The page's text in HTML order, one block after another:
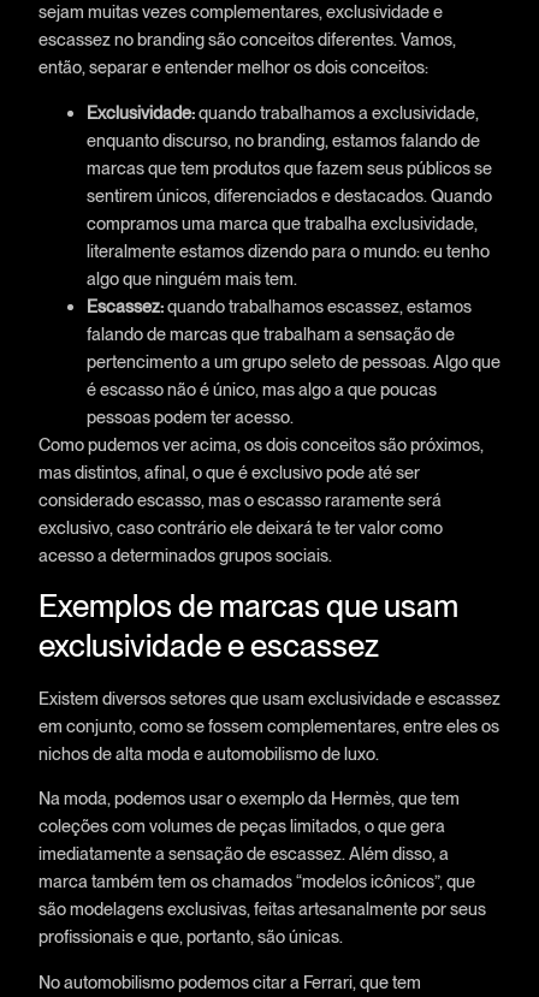
sejam muitas vezes complementares, exclusividade e
escassez no branding são conceitos diferentes. Vamos,
então, separar e entender melhor os dois conceitos:
Exclusividade:quando trabalhamos a exclusividade,
enquanto discurso, no branding, estamos falando de
marcas que tem produtos que fazem seus públicos se
sentirem únicos, diferenciados e destacados. Quando
compramos uma marca que trabalha exclusividade,
literalmente estamos dizendo para o mundo: eu tenho
algo que ninguém mais tem.
Escassez:quando trabalhamos escassez, estamos
falando de marcas que trabalham a sensação de
pertencimento a um grupo seleto de pessoas. Algo que
é escasso não é único, mas algo a que poucas
pessoas podem ter acesso.
Como pudemos ver acima, os dois conceitos são próximos,
mas distintos, afinal, o que é exclusivo pode até ser
considerado escasso, mas o escasso raramente será
exclusivo, caso contrário ele deixará te ter valor como
acesso a determinados grupos sociais.
Exemplos de marcas que usam
exclusividade e escassez
Existem diversos setores que usam exclusividade e escassez
em conjunto, como se fossem complementares, entre eles os
nichos de alta moda e automobilismo de luxo.
Na moda, podemos usar o exemplo da Hermès, que tem
coleções com volumes de peças limitados, o que gera
imediatamente a sensação de escassez. Além disso, a
marca também tem os chamados “modelos icônicos”, que
são modelagens exclusivas, feitas artesanalmente por seus
profissionais e que, portanto, são únicas.
No automobilismo podemos citar a Ferrari, que tem